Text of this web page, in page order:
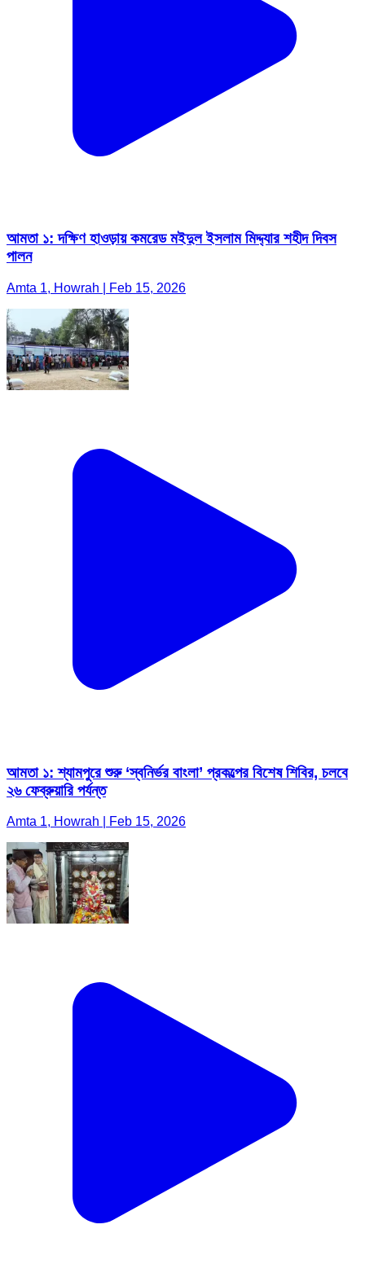
আমতা ১: দক্ষিণ হাওড়ায় কমরেড মইদুল ইসলাম মিদ্দ্যার শহীদ দিবস
পালন
Amta 1, Howrah | Feb 15, 2026
আমতা ১: শ্যামপুরে শুরু ‘স্বনির্ভর বাংলা’ প্রকল্পের বিশেষ শিবির, চলবে
২৬ ফেব্রুয়ারি পর্যন্ত
Amta 1, Howrah | Feb 15, 2026